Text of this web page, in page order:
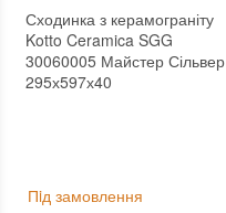
Сходинка з керамограніту
Kotto Ceramica SGG
30060005 Майстер Сільвер
295х597х40
Пiд замовлення